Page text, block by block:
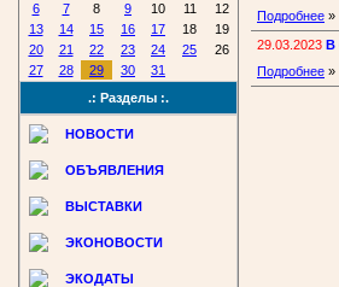
6
7 8 9 10 11
12
13
14 15 16 17 18
19
20
21 22 23 24 25
26
27
28 29 30
31
.: Разделы :.
НОВОСТИ
ОБЪЯВЛЕНИЯ
ВЫСТАВКИ
ЭКОНОВОСТИ
ЭКОДАТЫ
Подробнее »
29.03.2023 В
Подробнее »